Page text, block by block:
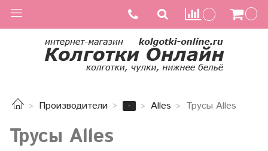
Производители - Alles Трусы Alles
Трусы Alles